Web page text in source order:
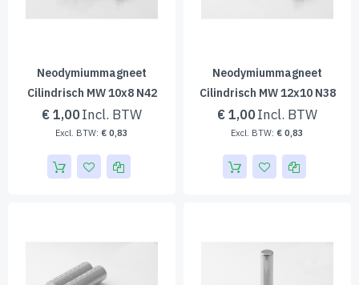
Neodymiummagneet
Cilindrisch MW 10x8 N42
€ 1,00
€ 0,83
Neodymiummagneet
Cilindrisch MW 12x10 N38
€ 1,00
€ 0,83